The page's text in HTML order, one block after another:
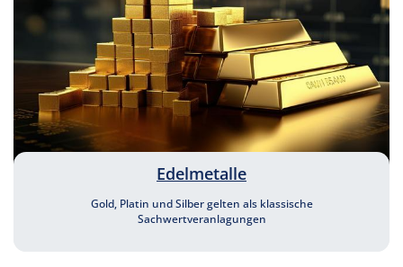
Edelmetalle
Gold, Platin und Silber gelten als klassische
Sachwertveranlagungen